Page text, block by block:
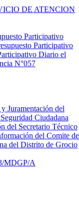
DE ATENCION
Participativo
Participativo
Diario el
N°057
Juramentación del
Ciudadana
del Secretario Técnico
del Comite de
del Distrito de Grocio
MDGP/A